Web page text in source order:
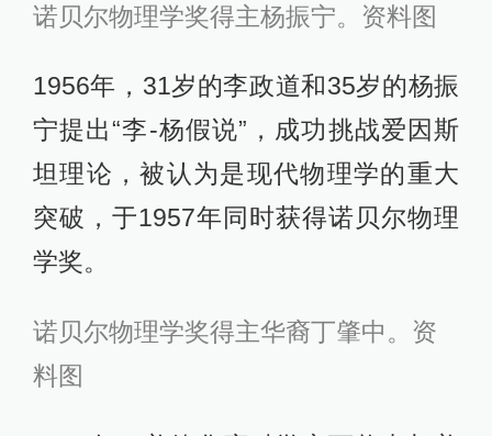
诺贝尔物理学奖得主杨振宁。资料图
1956年，31岁的李政道和35岁的杨振
宁提出“李-杨假说”，成功挑战爱因斯
坦理论，被认为是现代物理学的重大
突破，于1957年同时获得诺贝尔物理
学奖。
诺贝尔物理学奖得主华裔丁肇中。 资
料图